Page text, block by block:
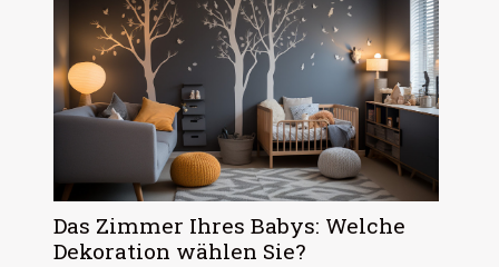
Das Zimmer Ihres Babys: Welche
Dekoration wählen Sie?